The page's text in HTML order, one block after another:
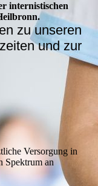
internistischen
zu unseren
und zur
Versorgung in
Spektrum an